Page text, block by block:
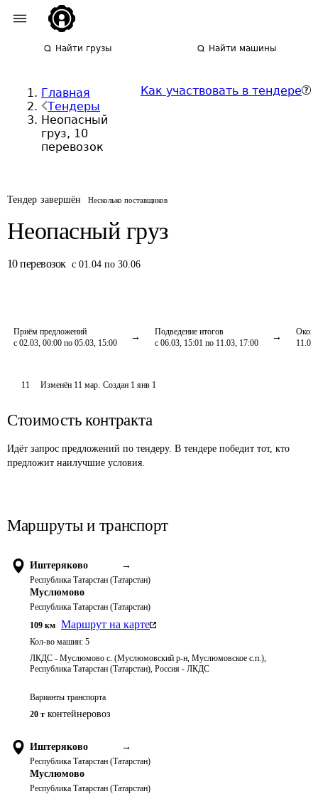
Найти грузы Найти машины
Главная
Тендеры
Неопасный
груз, 10
перевозок
Как участвовать в тендере
Тендер завершён Несколько поставщиков
Неопасный груз
10 перевозок с 01.04 по 30.06
Приём предложений
с 02.03, 00:00 по 05.03, 15:00
Подведение итогов
с 06.03, 15:01 по 11.03, 17:00
11 Изменён 11 мар. Создан 1 янв 1
Стоимость контракта
Идёт запрос предложений по тендеру. В тендере победит тот, кто
предложит наилучшие условия.
Маршруты и транспорт
Иштеряково →
Республика Татарстан (Татарстан)
Муслюмово
Республика Татарстан (Татарстан)
109 км Маршрут на карте
Кол-во машин: 5
ЛКДС - Муслюмово с. (Муслюмовский р-н, Муслюмовское с.п.),
Республика Татарстан (Татарстан), Россия - ЛКДС
Варианты транспорта
20 т контейнеровоз
Иштеряково →
Республика Татарстан (Татарстан)
Муслюмово
Республика Татарстан (Татарстан)